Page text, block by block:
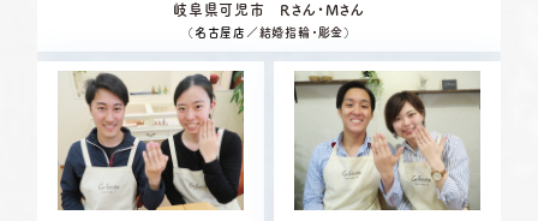
岐阜県可児市 Rさん・Mさん
（ 名古屋店 ／結婚指輪・彫金）